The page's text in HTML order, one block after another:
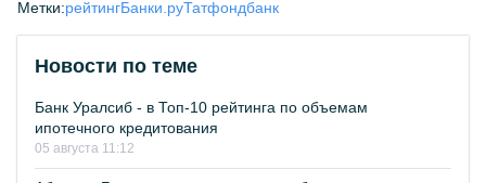
Метки:рейтингБанки.руТатфондбанк
Новости по теме
Банк Уралсиб - в Топ-10 рейтинга по объемам
ипотечного кредитования
05 августа 11:12